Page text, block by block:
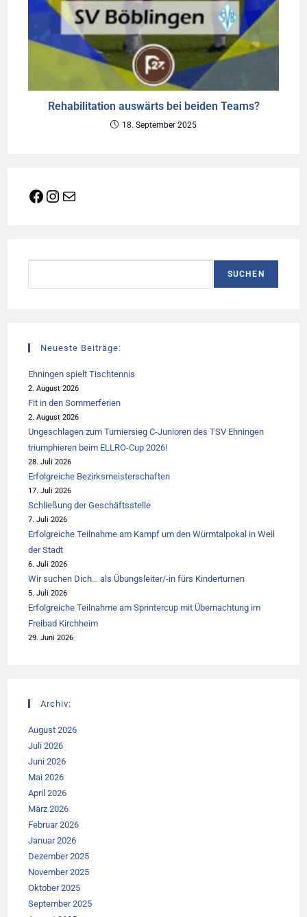
Rehabilitation auswärts bei beiden Teams?
18. September 2025
Facebook
Instagram
E-Mail
SUCHEN
Neueste Beiträge:
Ehningen spielt Tischtennis
2. August 2026
Fit in den Sommerferien
2. August 2026
Ungeschlagen zum Turniersieg C-Junioren des TSV Ehningen
triumphieren beim ELLRO-Cup 2026!
28. Juli 2026
Erfolgreiche Bezirksmeisterschaften
17. Juli 2026
Schließung der Geschäftsstelle
7. Juli 2026
Erfolgreiche Teilnahme am Kampf um den Würmtalpokal in Weil
der Stadt
6. Juli 2026
Wir suchen Dich… als Übungsleiter/-in fürs Kinderturnen
5. Juli 2026
Erfolgreiche Teilnahme am Sprintercup mit Übernachtung im
Freibad Kirchheim
29. Juni 2026
Archiv:
August 2026
Juli 2026
Juni 2026
Mai 2026
April 2026
März 2026
Februar 2026
Januar 2026
Dezember 2025
November 2025
Oktober 2025
September 2025